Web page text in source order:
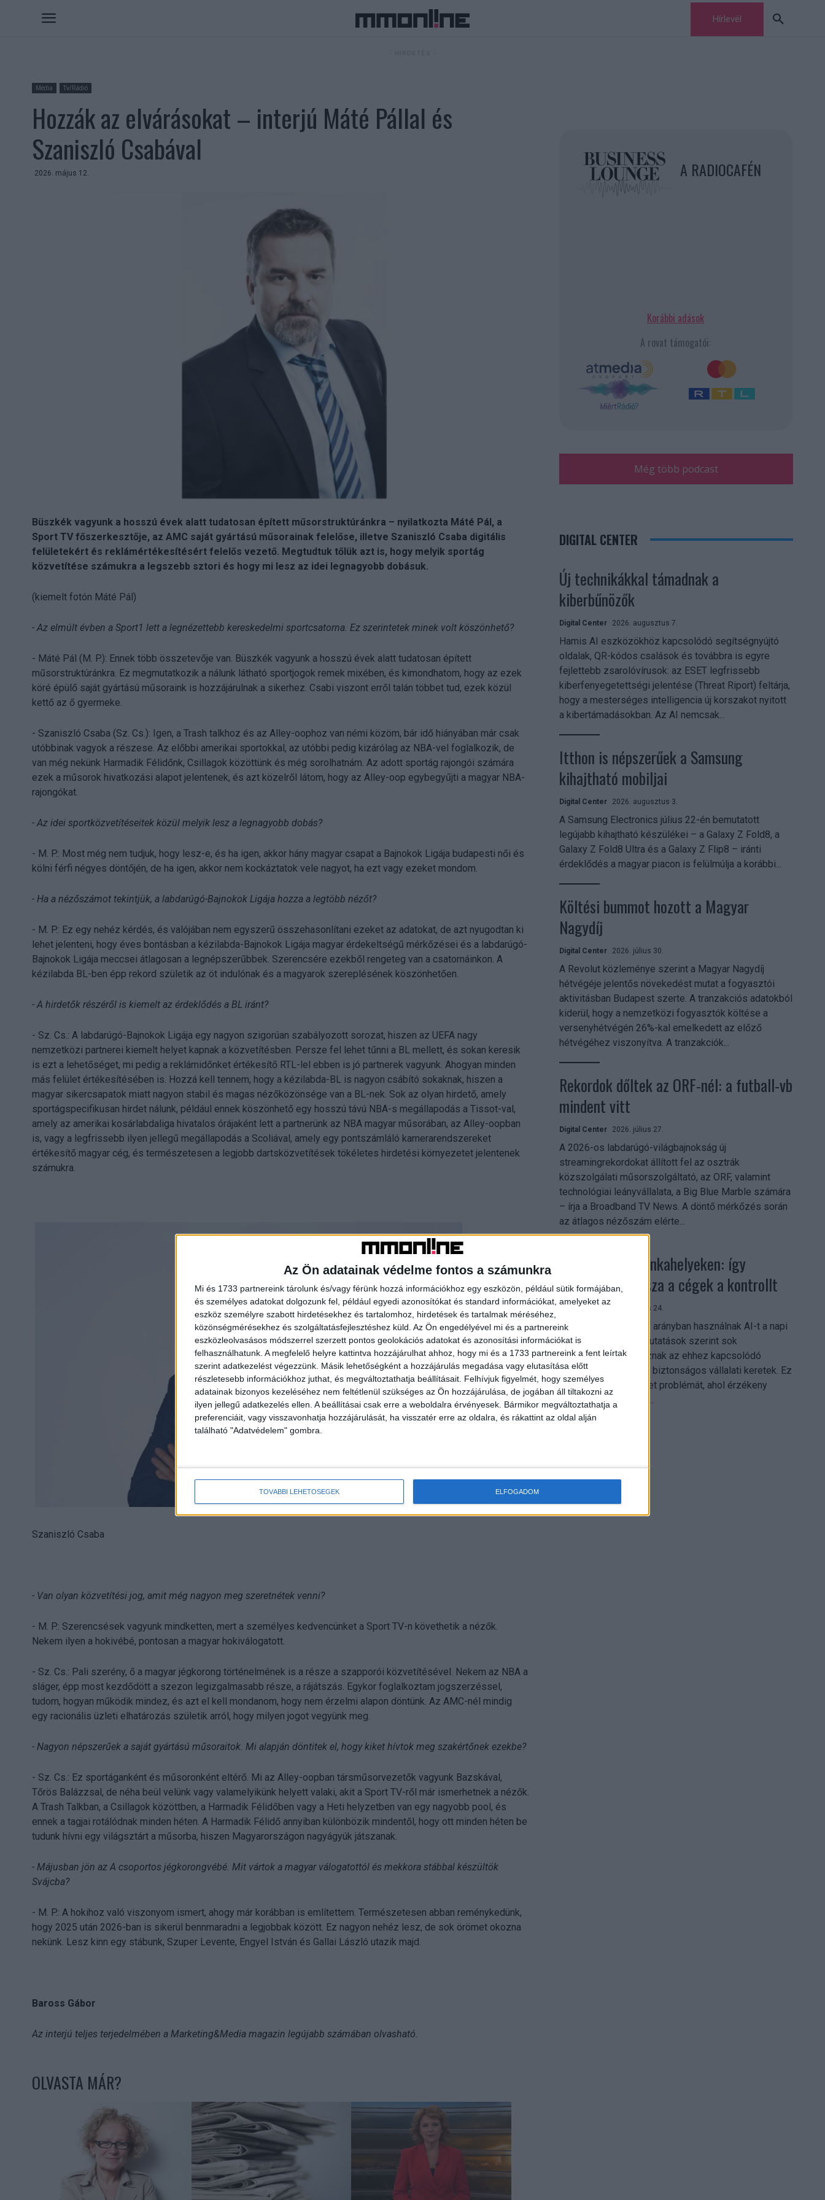
Az Ön adatainak védelme fontos a számunkra
Mi és 1733 partnereink tárolunk és/vagy férünk hozzá információkhoz egy eszközön, például sütik formájában,
és személyes adatokat dolgozunk fel, például egyedi azonosítókat és standard információkat, amelyeket az
eszköz személyre szabott hirdetésekhez és tartalomhoz, hirdetések és tartalmak méréséhez,
közönségmérésekhez és szolgáltatásfejlesztéshez küld. Az Ön engedélyével mi és a partnereink
eszközleolvasásos módszerrel szerzett pontos geolokációs adatokat és azonosítási információkat is
felhasználhatunk. A megfelelő helyre kattintva hozzájárulhat ahhoz, hogy mi és a 1733 partnereink a fent leírtak
szerint adatkezelést végezzünk. Másik lehetőségként a hozzájárulás megadása vagy elutasítása előtt
részletesebb információkhoz juthat, és megváltoztathatja beállításait. Felhívjuk figyelmét, hogy személyes
adatainak bizonyos kezeléséhez nem feltétlenül szükséges az Ön hozzájárulása, de jogában áll tiltakozni az
ilyen jellegű adatkezelés ellen. A beállításai csak erre a weboldalra érvényesek. Bármikor megváltoztathatja a
preferenciáit, vagy visszavonhatja hozzájárulását, ha visszatér erre az oldalra, és rákattint az oldal alján
található "Adatvédelem" gombra.
TOVÁBBI LEHETŐSÉGEK ELFOGADOM
Hírlevél
Média Tv/Rádió
Hozzák az elvárásokat – interjú Máté Pállal és
Szaniszló Csabával
2026. május 12.
Büszkék vagyunk a hosszú évek alatt tudatosan épített műsorstruktúránkra – nyilatkozta Máté Pál, a
Sport TV főszerkesztője, az AMC saját gyártású műsorainak felelőse, illetve Szaniszló Csaba digitális
felületekért és reklámértékesítésért felelős vezető. Megtudtuk tőlük azt is, hogy melyik sportág
közvetítése számukra a legszebb sztori és hogy mi lesz az idei legnagyobb dobásuk.
(kiemelt fotón Máté Pál)
- Az elmúlt évben a Sport1 lett a legnézettebb kereskedelmi sportcsatorna. Ez szerintetek minek volt köszönhető?
- Máté Pál (M. P.): Ennek több összetevője van. Büszkék vagyunk a hosszú évek alatt tudatosan épített
műsorstruktúránkra. Ez megmutatkozik a nálunk látható sportjogok remek mixében, és kimondhatom, hogy az ezek
köré épülő saját gyártású műsoraink is hozzájárulnak a sikerhez. Csabi viszont erről talán többet tud, ezek közül
kettő az ő gyermeke.
- Szaniszló Csaba (Sz. Cs.): Igen, a Trash talkhoz és az Alley-oophoz van némi közöm, bár idő hiányában már csak
utóbbinak vagyok a részese. Az előbbi amerikai sportokkal, az utóbbi pedig kizárólag az NBA-vel foglalkozik, de
van még nekünk Harmadik Félidőnk, Csillagok közöttünk és még sorolhatnám. Az adott sportág rajongói számára
ezek a műsorok hivatkozási alapot jelentenek, és azt közelről látom, hogy az Alley-oop egybegyűjti a magyar NBA-
rajongókat.
- Az idei sportközvetítéseitek közül melyik lesz a legnagyobb dobás?
- M. P.: Most még nem tudjuk, hogy lesz-e, és ha igen, akkor hány magyar csapat a Bajnokok Ligája budapesti női és
kölni férfi négyes döntőjén, de ha igen, akkor nem kockáztatok vele nagyot, ha ezt vagy ezeket mondom.
- Ha a nézőszámot tekintjük, a labdarúgó-Bajnokok Ligája hozza a legtöbb nézőt?
- M. P.: Ez egy nehéz kérdés, és valójában nem egyszerű összehasonlítani ezeket az adatokat, de azt nyugodtan ki
lehet jelenteni, hogy éves bontásban a kézilabda-Bajnokok Ligája magyar érdekeltségű mérkőzései és a labdarúgó-
Bajnokok Ligája meccsei átlagosan a legnépszerűbbek. Szerencsére ezekből rengeteg van a csatornáinkon. A
kézilabda BL-ben épp rekord születik az öt indulónak és a magyarok szereplésének köszönhetően.
- A hirdetők részéről is kiemelt az érdeklődés a BL iránt?
- Sz. Cs.: A labdarúgó-Bajnokok Ligája egy nagyon szigorúan szabályozott sorozat, hiszen az UEFA nagy
nemzetközi partnerei kiemelt helyet kapnak a közvetítésben. Persze fel lehet tűnni a BL mellett, és sokan keresik
is ezt a lehetőséget, mi pedig a reklámidőnket értékesítő RTL-lel ebben is jó partnerek vagyunk. Ahogyan minden
más felület értékesítésében is. Hozzá kell tennem, hogy a kézilabda-BL is nagyon csábító sokaknak, hiszen a
magyar sikercsapatok miatt nagyon stabil és magas nézőközönsége van a BL-nek. Sok az olyan hirdető, amely
sportágspecifikusan hirdet nálunk, például ennek köszönhető egy hosszú távú NBA-s megállapodás a Tissot-val,
amely az amerikai kosárlabdaliga hivatalos órájaként lett a partnerünk az NBA magyar műsorában, az Alley-oopban
is, vagy a legfrissebb ilyen jellegű megállapodás a Scoliával, amely egy pontszámláló kamerarendszereket
értékesítő magyar cég, és természetesen a legjobb dartsközvetítések tökéletes hirdetési környezetet jelentenek
számukra.
Szaniszló Csaba
- Van olyan közvetítési jog, amit még nagyon meg szeretnétek venni?
- M. P.: Szerencsések vagyunk mindketten, mert a személyes kedvencünket a Sport TV-n követhetik a nézők.
Nekem ilyen a hokivébé, pontosan a magyar hokiválogatott.
- Sz. Cs.: Pali szerény, ő a magyar jégkorong történelmének is a része a szapporói közvetítésével. Nekem az NBA a
sláger, épp most kezdődött a szezon legizgalmasabb része, a rájátszás. Egykor foglalkoztam jogszerzéssel,
tudom, hogyan működik mindez, és azt el kell mondanom, hogy nem érzelmi alapon döntünk. Az AMC-nél mindig
egy racionális üzleti elhatározás születik arról, hogy milyen jogot vegyünk meg.
- Nagyon népszerűek a saját gyártású műsoraitok. Mi alapján döntitek el, hogy kiket hívtok meg szakértőnek ezekbe?
- Sz. Cs.: Ez sportáganként és műsoronként eltérő. Mi az Alley-oopban társműsorvezetők vagyunk Bazskával,
Tőrös Balázzsal, de néha beül velünk vagy valamelyikünk helyett valaki, akit a Sport TV-ről már ismerhetnek a nézők.
A Trash Talkban, a Csillagok közöttben, a Harmadik Félidőben vagy a Heti helyzetben van egy nagyobb pool, és
ennek a tagjai rotálódnak minden héten. A Harmadik Félidő annyiban különbözik mindentől, hogy ott minden héten be
tudunk hívni egy világsztárt a műsorba, hiszen Magyarországon nagyágyúk játszanak.
- Májusban jön az A csoportos jégkorongvébé. Mit vártok a magyar válogatottól és mekkora stábbal készültök
Svájcba?
- M. P.: A hokihoz való viszonyom ismert, ahogy már korábban is említettem. Természetesen abban reménykedünk,
hogy 2025 után 2026-ban is sikerül bennmaradni a legjobbak között. Ez nagyon nehéz lesz, de sok örömet okozna
nekünk. Lesz kinn egy stábunk, Szuper Levente, Engyel István és Gallai László utazik majd.
Baross Gábor
Az interjú teljes terjedelmében a Marketing&Media magazin legújabb számában olvasható.
OLVASTA MÁR?
A RADIOCAFÉN
Korábbi adások
A rovat támogatói:
Még több podcast
DIGITAL CENTER
Új technikákkal támadnak a
kiberbűnözők
Digital Center 2026. augusztus 7.
Hamis AI eszközökhöz kapcsolódó segítségnyújtó
oldalak, QR-kódos csalások és továbbra is egyre
fejlettebb zsarolóvírusok: az ESET legfrissebb
kiberfenyegetettségi jelentése (Threat Riport) feltárja,
hogy a mesterséges intelligencia új korszakot nyitott
a kibertámadásokban. Az AI nemcsak...
Itthon is népszerűek a Samsung
kihajtható mobiljai
Digital Center 2026. augusztus 3.
A Samsung Electronics július 22-én bemutatott
legújabb kihajtható készülékei – a Galaxy Z Fold8, a
Galaxy Z Fold8 Ultra és a Galaxy Z Flip8 – iránti
érdeklődés a magyar piacon is felülmúlja a korábbi...
Költési bummot hozott a Magyar
Nagydíj
Digital Center 2026. július 30.
A Revolut közleménye szerint a Magyar Nagydíj
hétvégéje jelentős növekedést mutat a fogyasztói
aktivitásban Budapest szerte. A tranzakciós adatokból
kiderül, hogy a nemzetközi fogyasztók költése a
versenyhétvégén 26%-kal emelkedett az előző
hétvégéhez viszonyítva. A tranzakciók...
Rekordok dőltek az ORF-nél: a futball-vb
mindent vitt
Digital Center 2026. július 27.
A 2026-os labdarúgó-világbajnokság új
streamingrekordokat állított fel az osztrák
közszolgálati műsorszolgáltató, az ORF, valamint
technológiai leányvállalata, a Big Blue Marble számára
– írja a Broadband TV News. A döntő mérkőzés során
az átlagos nézőszám elérte...
Shadow AI a munkahelyeken: így
szerezhetik vissza a cégek a kontrollt
Digital Center 2026. július 24.
A munkavállalók nagy arányban használnak AI-t a napi
munkában, ám friss kutatások szerint sok
szervezetnél hiányoznak az ehhez kapcsolódó
világos irányelvek és biztonságos vállalati keretek. Ez
különösen ott jelenthet problémát, ahol érzékeny
üzleti információkkal...